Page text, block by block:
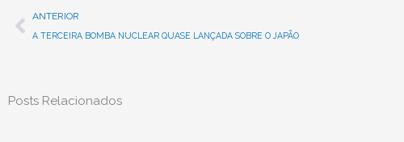
Prev
ANTERIOR
A TERCEIRA BOMBA NUCLEAR QUASE LANÇADA SOBRE O JAPÃO
Posts Relacionados